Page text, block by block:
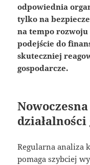
odpowiednia
tylko na
na tempo
podejście do
skuteczniej
gospodarcze.
Regularna analiza
pomaga szybciej